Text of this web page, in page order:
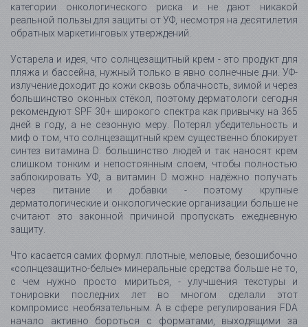
категории онкологического риска и не дают никакой
реальной пользы для защиты от УФ, несмотря на десятилетия
обратных маркетинговых утверждений.
Устарела и идея, что солнцезащитный крем - это продукт для
пляжа и бассейна, нужный только в явно солнечные дни. УФ-
излучение доходит до кожи сквозь облачность, зимой и через
большинство оконных стёкол, поэтому дерматологи сегодня
рекомендуют SPF 30+ широкого спектра как привычку на 365
дней в году, а не сезонную меру. Потерял убедительность и
миф о том, что солнцезащитный крем существенно блокирует
синтез витамина D: большинство людей и так наносят крем
слишком тонким и непостоянным слоем, чтобы полностью
заблокировать УФ, а витамин D можно надёжно получать
через питание и добавки - поэтому крупные
дерматологические и онкологические организации больше не
считают это законной причиной пропускать ежедневную
защиту.
Что касается самих формул: плотные, меловые, безошибочно
«солнцезащитно-белые» минеральные средства больше не то,
с чем нужно просто мириться, - улучшения текстуры и
тонировки последних лет во многом сделали этот
компромисс необязательным. А в сфере регулирования FDA
начало активно бороться с форматами, выходящими за